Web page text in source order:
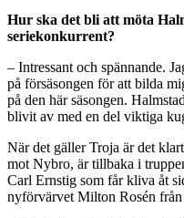
Hur ska det bli att möta
seriekonkurrent?
– Intressant och spännande.
på försäsongen för att bilda
på den här säsongen.
blivit av med en del viktiga
När det gäller Troja är det
mot Nybro, är tillbaka i
Carl Ernstig som får kliva åt
nyförvärvet Milton Rosén